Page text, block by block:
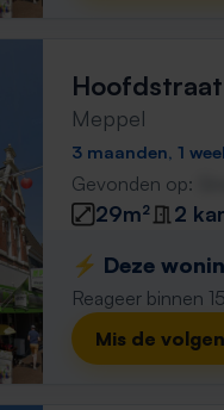
Hoofdstraat
Meppel
3 maanden, 1
Gevonden op:
29m²
2
⚡️ Deze
Reageer binnen
Mis de